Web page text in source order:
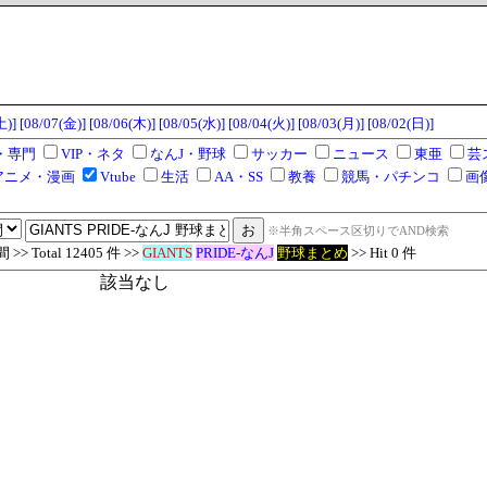
)] [08/07(金)] [08/06(木)] [08/05(水)] [08/04(火)] [08/03(月)] [08/02(日)]
専門
VIP・ネタ なんJ・野球 サッカー ニュース 東亜
芸
ニメ・漫画
Vtube 生活 AA・SS 教養 競馬・パチンコ 画
※半角スペース区切りでAND検索
>> Total 12405 件 >> GIANTS PRIDE-なんJ 野球まとめ >> Hit 0 件
該当なし